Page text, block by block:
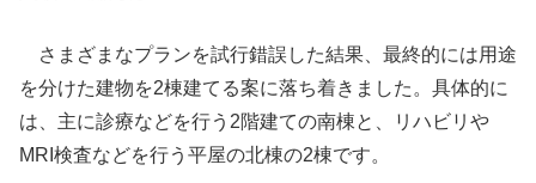
さまざまなプランを試行錯誤した結果、最終的には用途
を分けた建物を2棟建てる案に落ち着きました。具体的に
は、主に診療などを行う2階建ての南棟と、リハビリや
MRI検査などを行う平屋の北棟の2棟です。